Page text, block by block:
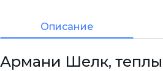
Описание
Армани Шелк,